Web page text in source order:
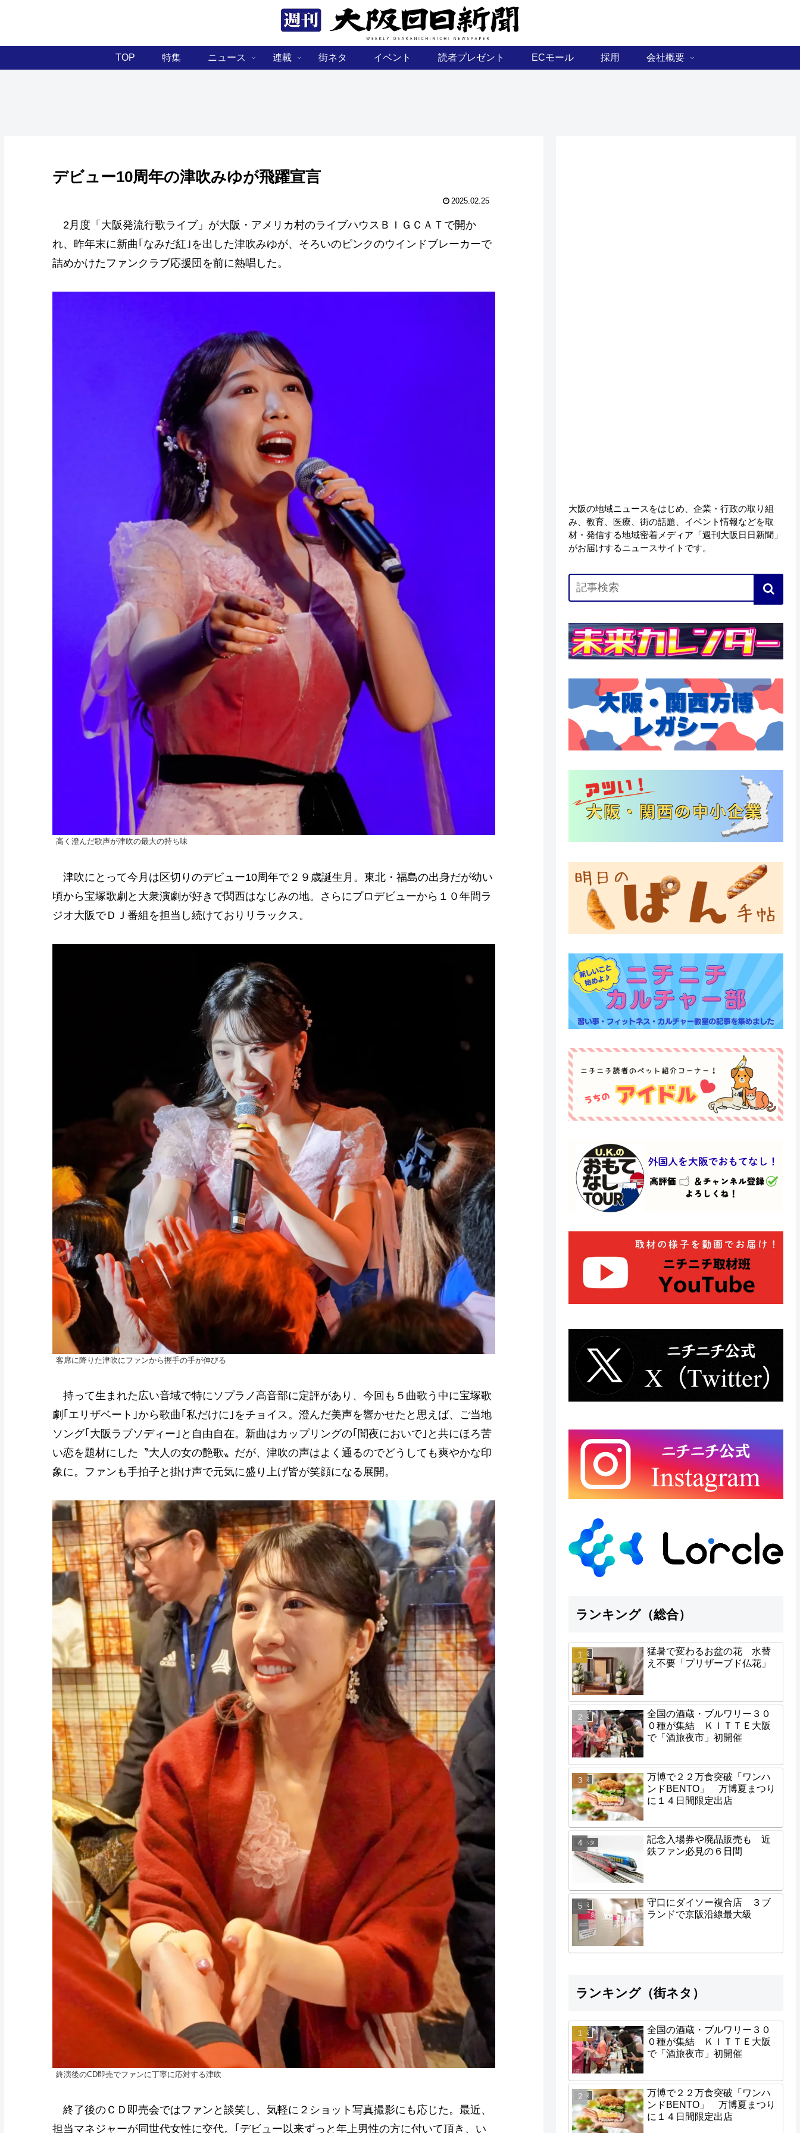
TOP 特集 ニュース 連載 街ネタ イベント 読者プレゼント ECモール 採用 会社概要
デビュー10周年の津吹みゆが飛躍宣言
2025.02.25
2月度「大阪発流行歌ライブ」が大阪・アメリカ村のライブハウスＢＩＧＣＡＴで開か
れ、昨年末に新曲｢なみだ紅｣を出した津吹みゆが、そろいのピンクのウインドブレーカーで
詰めかけたファンクラブ応援団を前に熱唱した。
高く澄んだ歌声が津吹の最大の持ち味
津吹にとって今月は区切りのデビュー10周年で２９歳誕生月。東北・福島の出身だが幼い
頃から宝塚歌劇と大衆演劇が好きで関西はなじみの地。さらにプロデビューから１０年間ラ
ジオ大阪でＤＪ番組を担当し続けておりリラックス。
客席に降りた津吹にファンから握手の手が伸びる
持って生まれた広い音域で特にソプラノ高音部に定評があり、今回も５曲歌う中に宝塚歌
劇｢エリザベート｣から歌曲｢私だけに｣をチョイス。澄んだ美声を響かせたと思えば、ご当地
ソング｢大阪ラブソディー｣と自由自在。新曲はカップリングの｢闇夜においで｣と共にほろ苦
い恋を題材にした〝大人の女の艶歌〟だが、津吹の声はよく通るのでどうしても爽やかな印
象に。ファンも手拍子と掛け声で元気に盛り上げ皆が笑顔になる展開。
終演後のCD即売でファンに丁寧に応対する津吹
終了後のＣＤ即売会ではファンと談笑し、気軽に２ショット写真撮影にも応じた。最近、
担当マネジャーが同世代女性に交代。｢デビュー以来ずっと年上男性の方に付いて頂き、い
大阪の地域ニュースをはじめ、企業・行政の取り組
み、教育、医療、街の話題、イベント情報などを取
材・発信する地域密着メディア「週刊大阪日日新聞」
がお届けするニュースサイトです。
ランキング（総合）
地域
猛暑で変わるお盆の花 水替
え不要「プリザーブド仏花」
地域
全国の酒蔵・ブルワリー３０
０種が集結 ＫＩＴＴＥ大阪
で「酒旅夜市」初開催
地域
万博で２２万食突破「ワンハ
ンドBENTO」 万博夏まつり
に１４日間限定出店
街ネタ
記念入場券や廃品販売も 近
鉄ファン必見の６日間
地域
守口にダイソー複合店 ３ブ
ランドで京阪沿線最大級
ランキング（街ネタ）
地域
全国の酒蔵・ブルワリー３０
０種が集結 ＫＩＴＴＥ大阪
で「酒旅夜市」初開催
地域
万博で２２万食突破「ワンハ
ンドBENTO」 万博夏まつり
に１４日間限定出店